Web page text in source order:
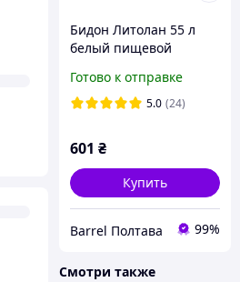
Бидон Литолан 55 л
белый пищевой
крышкой (Европласт)
Готово к отправке
5.0 (24)
601 ₴
Купить
Barrel Полтава 99%
Смотри также